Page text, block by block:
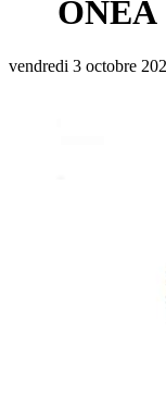
ONEA
vendredi 3 octobre